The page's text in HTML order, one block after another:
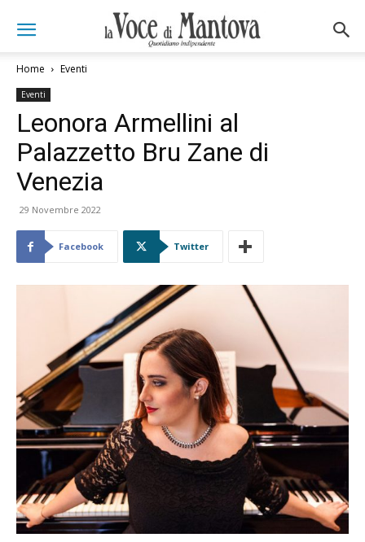
Home Eventi
Eventi
Leonora Armellini al
Palazzetto Bru Zane di
Venezia
29 Novembre 2022
Facebook Twitter